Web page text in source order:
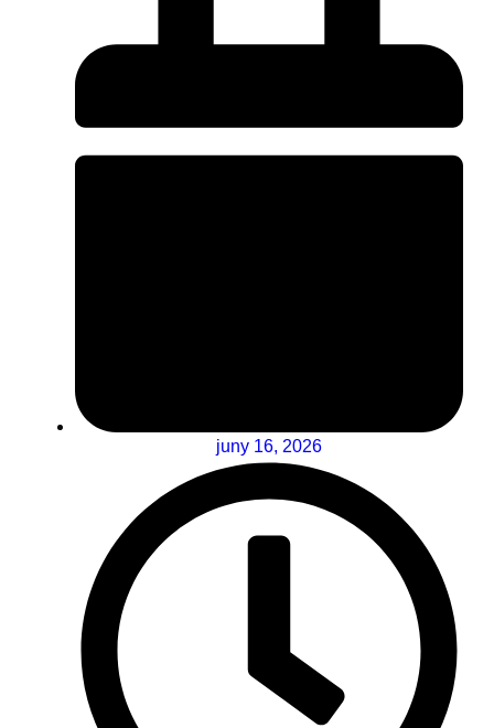
juny 16, 2026